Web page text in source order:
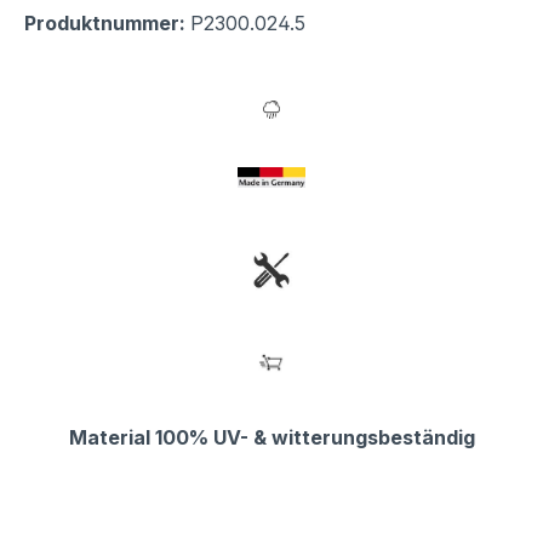
Produktnummer: P2300.024.5
Material 100% UV- & witterungsbeständig